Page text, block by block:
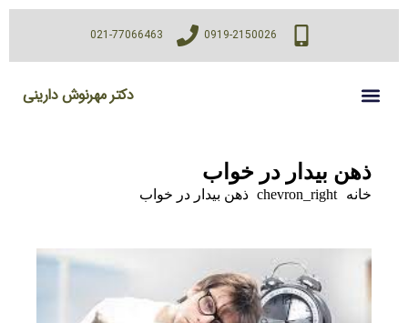
0919-2150026
021-77066463
دکتر مهرنوش دارینی
ذهن بیدار در خواب
chevron_right ذهن بیدار در خواب